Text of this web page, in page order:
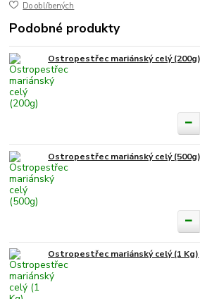
Do oblíbených
Podobné produkty
Ostropestřec mariánský celý (200g)
Ostropestřec mariánský celý (500g)
Ostropestřec mariánský celý (1 Kg)